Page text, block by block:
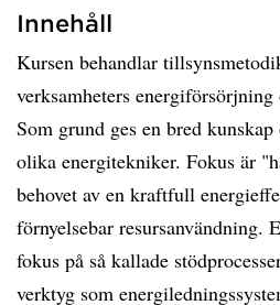
Innehåll
Kursen behandlar
verksamheters
Som grund ges en bred
olika energitekniker. Fokus är
behovet av en kraftfull
förnyelsebar resursanvändning.
fokus på så kallade
verktyg som